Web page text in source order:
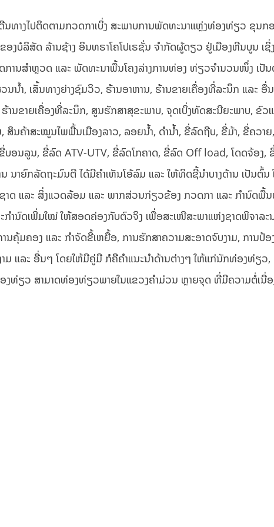
ທາງໄປຕິດຕາມກວດກາເບິ່ງ ສະພາບການພັດທະນາແຫຼ່ງທ່ອງທ່ຽວ ຂຸນກ
ບໍລິສັດ ລ້ານຊ້າງ ອິນທຣາໂຄໂປເຣຊັ່ນ ຈຳກັດຜູ້ດຽວ ຢູ່ເມືອງຫີນບູນ ເຊິ່
ການສໍາຫຼວດ ແລະ ພັດທະນາພື້ນໂຄງລ່າງການທ່ອງ ທ່ຽວຈຳນວນໜຶ່ງ ເປັ
າ, ເສັ້ນທາງຍ່າງຊົມວິວ, ຮ້ານອາຫານ, ຮ້ານຂາຍເຄື່ອງທີ່ລະນຶກ ແລະ ອື່ນ
ນຂາຍເຄື່ອງທີ່ລະນຶກ, ສູນຮັກສາສຸຂະພາບ, ຈຸດເບິ່ງທັດສະນີຍະພາບ, ຂົວ
ນຄ້າສະໝູນໄພພື້ນເມືອງລາວ, ລອຍນ້ຳ, ດຳນ້ຳ, ຂີ່ລົດຖີບ, ຂີ່ມ້າ, ຂີ່ຄວາຍ,
ບອນລູນ, ຂີ່ລົດ ATV-UTV, ຂີ່ລົດໂກຄາດ, ຂີ່ລົດ Off load, ໂດດຈ້ອງ,
ນາຍົກລັດຖະມົນຕີ ໄດ້ມີຄຳເຫັນໂອ້ລົມ ແລະ ໃຫ້ທິດຊີ້ນຳບາງດ້ານ ເປັນຕົ້ນ
າດ ແລະ ສິ່ງແວດລ້ອມ ແລະ ພາກສ່ວນກ່ຽວຂ້ອງ ກວດກາ ແລະ ກຳນົດພື້
ກຳນົດເພີ່ມໃໝ່ ໃຫ້ສອດຄ່ອງກັບຕົວຈິງ ເພື່ອສະເໜີສະພາແຫ່ງຊາດພິຈາລະ
ນຄຸ້ມຄອງ ແລະ ກຳຈັດຂີ້ເຫຍື້ອ, ການຮັກສາຄວາມສະອາດຈົບງາມ, ການປ້
ແລະ ອື່ນໆ ໂດຍໃຫ້ມີຄູ່ມື ກໍຄືຄຳແນະນຳດ້ານຕ່າງໆ ໃຫ້ແກ່ນັກທ່ອງທ່ຽວ
ທ່ຽວ ສາມາດທ່ອງທ່ຽວພາຍໃນແຂວງຄຳມ່ວນ ຫຼາຍຈຸດ ທີ່ມີຄວາມຕໍ່ເນື່